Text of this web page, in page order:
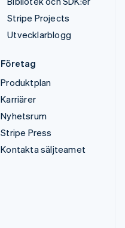
Stripe Projects
Utvecklarblogg
Företag
Produktplan
Karriärer
Nyhetsrum
Stripe Press
Kontakta säljteamet